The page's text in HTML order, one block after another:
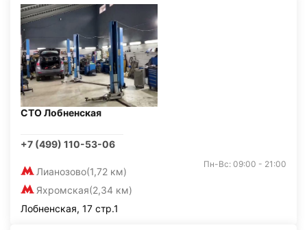
СТО Лобненская
+7 (499) 110-53-06
Лианозово(1,72 км)
Яхромская(2,34 км)
Пн-Вс: 09:00 - 21:00
Лобненская, 17 стр.1